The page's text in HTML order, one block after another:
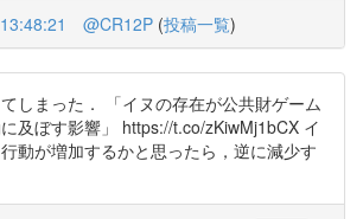
@CR12P (投稿一覧)
しまった． 「イヌの存在が公共財ゲーム
及ぼす影響」 https://t.co/zKiwMj1bCX イ
動が増加するかと思ったら，逆に減少す